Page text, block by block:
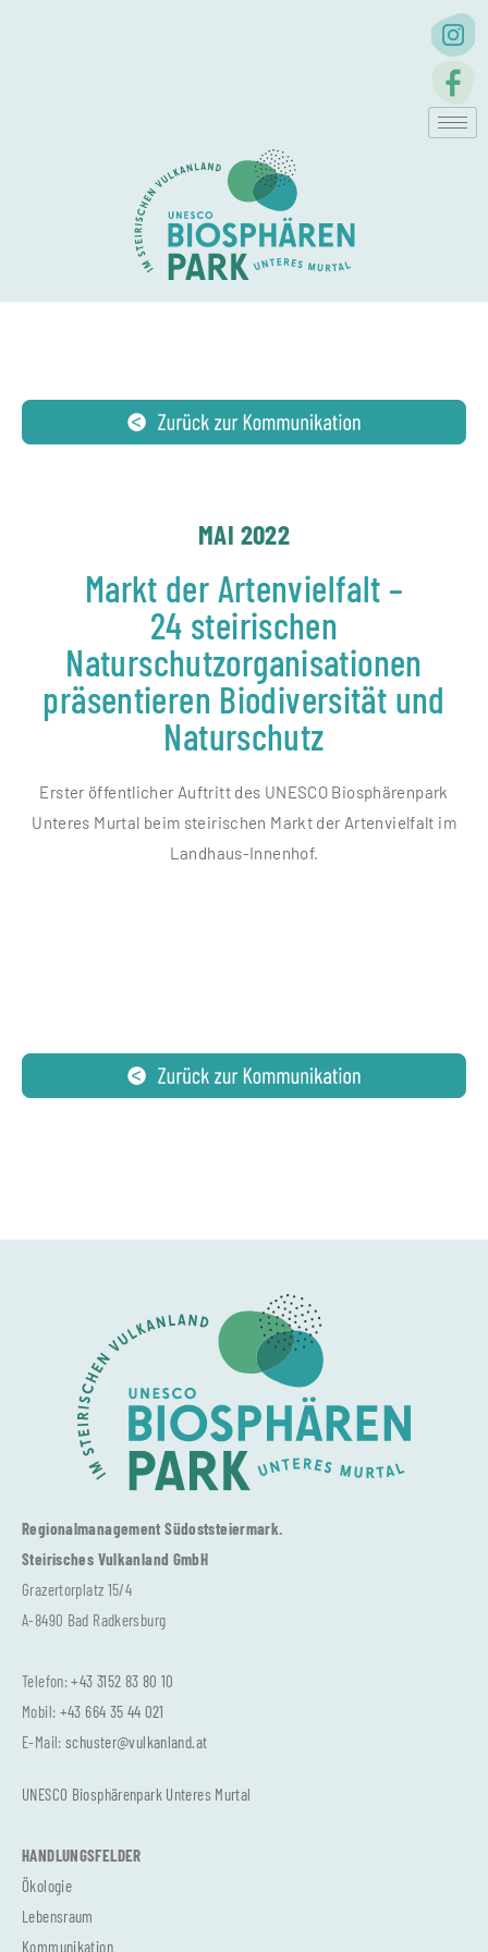
MAI 2022
Markt der Artenvielfalt –
24 steirischen
Naturschutzorganisationen
präsentieren Biodiversität und
Naturschutz
Erster öffentlicher Auftritt des UNESCO Biosphärenpark
Unteres Murtal beim steirischen Markt der Artenvielfalt im
Landhaus-Innenhof.
Regionalmanagement Südoststeiermark.
Steirisches Vulkanland GmbH
Grazertorplatz 15/4
A-8490 Bad Radkersburg
Telefon:+43 3152 83 80 10
Mobil: +43 664 35 44 021
E-Mail: schuster@vulkanland.at
UNESCO Biosphärenpark Unteres Murtal
HANDLUNGSFELDER
Ökologie
Lebensraum
Kommunikation